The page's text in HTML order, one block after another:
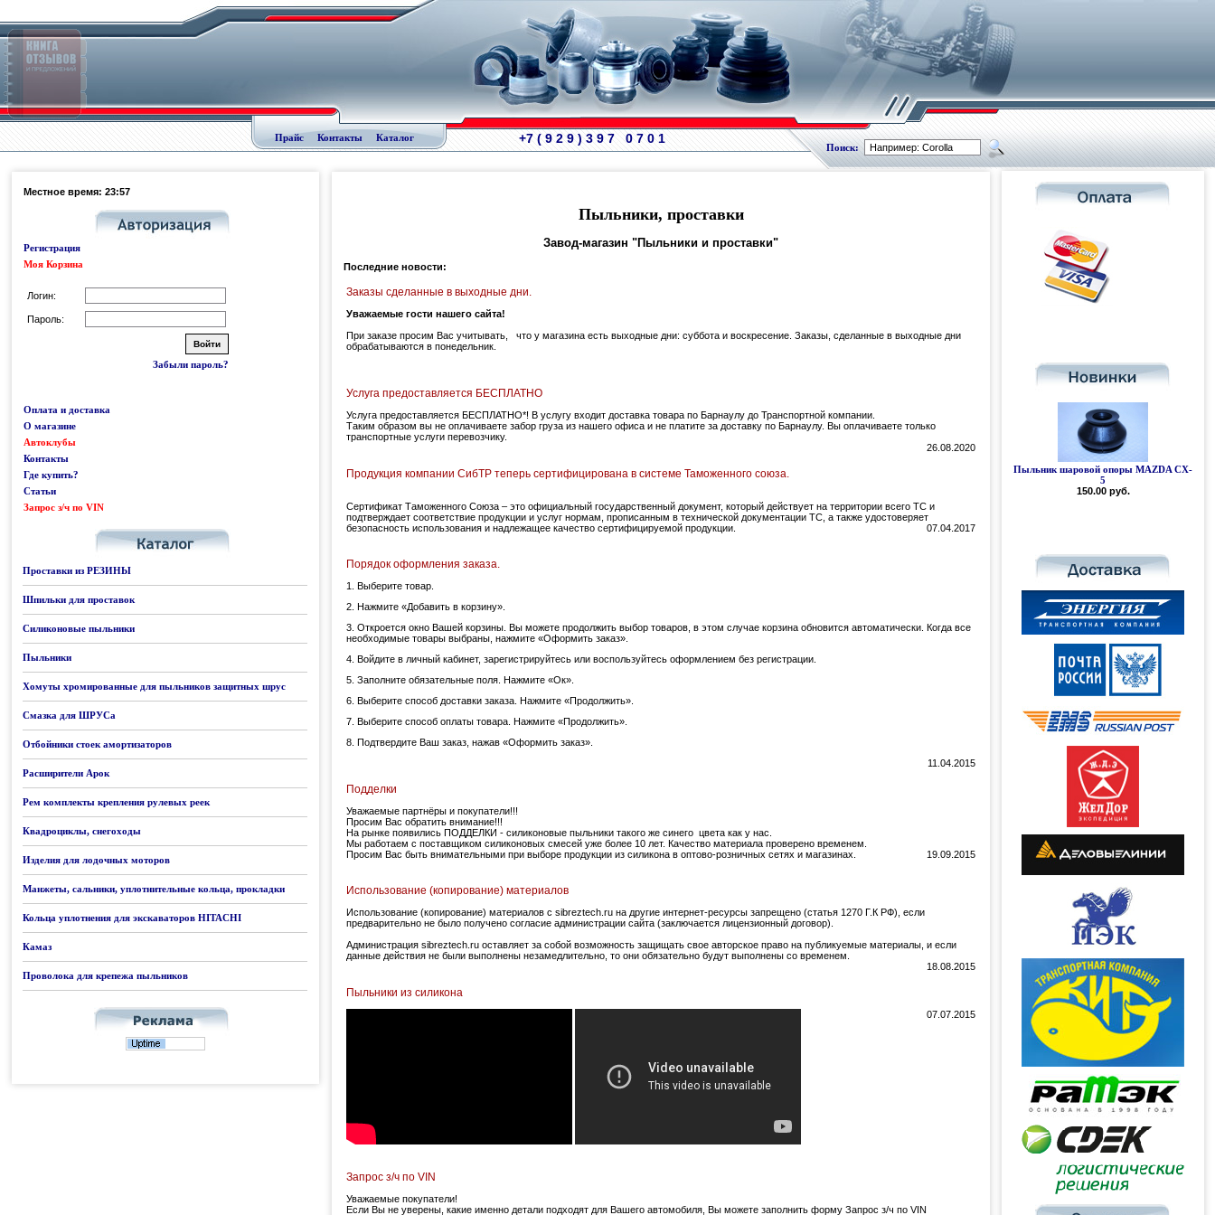
Прайс Контакты Каталог +7 ( 9 2 9 ) 3 9 7 0 7 0 1
Поиск:
Местное время: 23:57
Регистрация
Моя Корзина
Логин:
Пароль:
Забыли пароль?
Оплата и доставка
О магазине
Автоклубы
Контакты
Где купить?
Статьи
Запрос з/ч по VIN
Проставки из РЕЗИНЫ
Шпильки для проставок
Силиконовые пыльники
Пыльники
Хомуты хромированные для пыльников защитных шрус
Смазка для ШРУСа
Отбойники стоек амортизаторов
Расширители Арок
Рем комплекты крепления рулевых реек
Квадроциклы, снегоходы
Изделия для лодочных моторов
Манжеты, сальники, уплотнительные кольца, прокладки
Кольца уплотнения для экскаваторов HITACHI
Камаз
Проволока для крепежа пыльников
Пыльники, проставки
Завод-магазин "Пыльники и проставки"
Последние новости:
Заказы сделанные в выходные дни.
Уважаемые гости нашего сайта!
При заказе просим Вас учитывать, что у магазина есть выходные дни: суббота и воскресение. Заказы, сделанные в выходные дни
обрабатываются в понедельник.
Услуга предоставляется БЕСПЛАТНО
Услуга предоставляется БЕСПЛАТНО*! В услугу входит доставка товара по Барнаулу до Транспортной компании.
Таким образом вы не оплачиваете забор груза из нашего офиса и не платите за доставку по Барнаулу. Вы оплачиваете только
транспортные услуги перевозчику.
26.08.2020
Продукция компании СибТР теперь сертифицирована в системе Таможенного союза.
Сертификат Таможенного Союза – это официальный государственный документ, который действует на территории всего ТС и
подтверждает соответствие продукции и услуг нормам, прописанным в технической документации ТС, а также удостоверяет
безопасность использования и надлежащее качество сертифицируемой продукции.
07.04.2017
Порядок оформления заказа.
1. Выберите товар.
2. Нажмите «Добавить в корзину».
3. Откроется окно Вашей корзины. Вы можете продолжить выбор товаров, в этом случае корзина обновится автоматически. Когда все
необходимые товары выбраны, нажмите «Оформить заказ».
4. Войдите в личный кабинет, зарегистрируйтесь или воспользуйтесь оформлением без регистрации.
5. Заполните обязательные поля. Нажмите «Ок».
6. Выберите способ доставки заказа. Нажмите «Продолжить».
7. Выберите способ оплаты товара. Нажмите «Продолжить».
8. Подтвердите Ваш заказ, нажав «Оформить заказ».
11.04.2015
Подделки
Уважаемые партнёры и покупатели!!!
Просим Вас обратить внимание!!!
На рынке появились ПОДДЕЛКИ - силиконовые пыльники такого же синего цвета как у нас.
Мы работаем с поставщиком силиконовых смесей уже более 10 лет. Качество материала проверено временем.
Просим Вас быть внимательными при выборе продукции из силикона в оптово-розничных сетях и магазинах.
19.09.2015
Использование (копирование) материалов
Использование (копирование) материалов с sibreztech.ru на другие интернет-ресурсы запрещено (статья 1270 Г.К РФ), если
предварительно не было получено согласие администрации сайта (заключается лицензионный договор).
Администрация sibreztech.ru оставляет за собой возможность защищать свое авторское право на публикуемые материалы, и если
данные действия не были выполнены незамедлительно, то они обязательно будут выполнены со временем.
18.08.2015
Пыльники из силикона
07.07.2015
Запрос з/ч по VIN
Уважаемые покупатели!
Если Вы не уверены, какие именно детали подходят для Вашего автомобиля, Вы можете заполнить форму Запрос з/ч по VIN
Пыльник шаровой опоры MAZDA CX-
5
150.00 руб.